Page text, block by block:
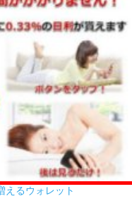
るウォレット